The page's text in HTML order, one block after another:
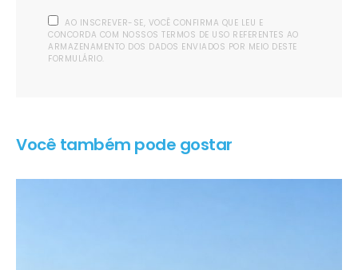
AO INSCREVER-SE, VOCÊ CONFIRMA QUE LEU E
CONCORDA COM NOSSOS TERMOS DE USO REFERENTES AO
ARMAZENAMENTO DOS DADOS ENVIADOS POR MEIO DESTE
FORMULÁRIO.
Você também pode gostar